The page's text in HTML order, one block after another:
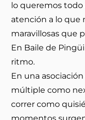
lo queremos
atención a lo que
maravillosas que
En Baile de
ritmo.
En una
múltiple como
correr como